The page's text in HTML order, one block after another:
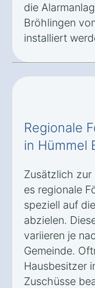
die
Bröhlingen
installiert
Regionale
in Hümmel
Zusätzlich
es regionale
speziell auf
abzielen.
variieren je
Gemeinde.
Hausbesitzer
Zuschüsse